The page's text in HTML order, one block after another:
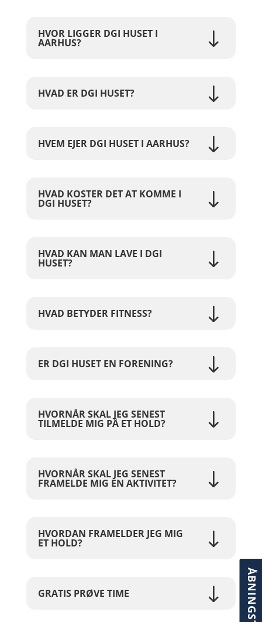
HVOR LIGGER DGI HUSET I
AARHUS?
HVAD ER DGI HUSET?
HVEM EJER DGI HUSET I AARHUS?
HVAD KOSTER DET AT KOMME I
DGI HUSET?
HVAD KAN MAN LAVE I DGI
HUSET?
HVAD BETYDER FITNESS?
ER DGI HUSET EN FORENING?
HVORNÅR SKAL JEG SENEST
TILMELDE MIG PÅ ET HOLD?
HVORNÅR SKAL JEG SENEST
FRAMELDE MIG EN AKTIVITET?
HVORDAN FRAMELDER JEG MIG
ET HOLD?
GRATIS PRØVE TIME